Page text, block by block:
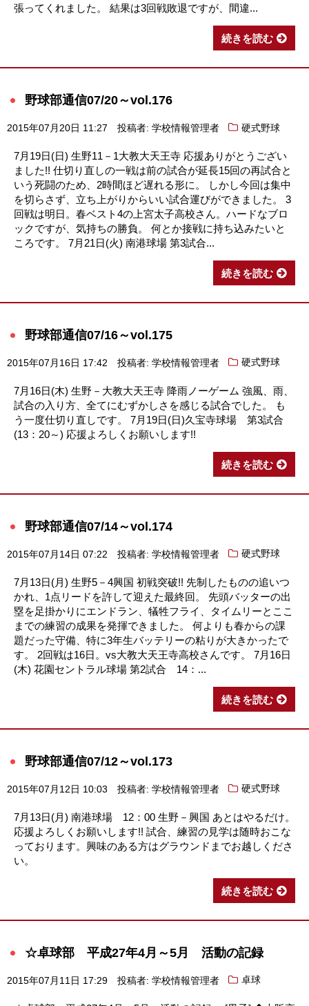
張ってくれました。 結果は3回戦敗退ですが、間違...
続きを読む
野球部通信07/20～vol.176
2015年07月20日 11:27 投稿者: 学校情報管理者 硬式野球
7月19日(日) 生野11－1大教大天王寺 応援ありがとうござい
ました!! 仕切り直しの一戦は前の試合が延長15回の再試合と
いう死闘のため、2時間ほど遅れる形に。 しかし今回は集中
を切らさず、立ち上がりからいい試合運びができました。 3
回戦は明日。春ベスト4の上宮太子高校さん。ハードなブロ
ックですが、気持ちの勝負。 何とか接戦に持ち込みたいと
ころです。 7月21日(火) 南港球場 第3試合...
続きを読む
野球部通信07/16～vol.175
2015年07月16日 17:42 投稿者: 学校情報管理者 硬式野球
7月16日(木) 生野－大教大天王寺 降雨ノーゲーム 強風、雨、
試合の入り方、全てにむずかしさを感じる試合でした。 も
う一度仕切り直しです。 7月19日(日)久宝寺球場 第3試合
(13：20～) 応援よろしくお願いします!!
続きを読む
野球部通信07/14～vol.174
2015年07月14日 07:22 投稿者: 学校情報管理者 硬式野球
7月13日(月) 生野5－4興国 初戦突破!! 先制したものの追いつ
かれ、1点リードを許して迎えた最終回。 先頭バッターの出
塁を足掛かりにエンドラン、犠牲フライ、タイムリーとここ
までの練習の成果を発揮できました。 何よりも春からの課
題だった守備、特に3年生バッテリーの粘りが大きかったで
す。 2回戦は16日。vs大教大天王寺高校さんです。 7月16日
(木) 花園セントラル球場 第2試合 14：...
続きを読む
野球部通信07/12～vol.173
2015年07月12日 10:03 投稿者: 学校情報管理者 硬式野球
7月13日(月) 南港球場 12：00 生野－興国 あとはやるだけ。
応援よろしくお願いします!! 試合、練習の見学は随時おこな
っております。興味のある方はグラウンドまでお越しくださ
い。
続きを読む
☆卓球部 平成27年4月～5月 活動の記録
2015年07月11日 17:29 投稿者: 学校情報管理者 卓球